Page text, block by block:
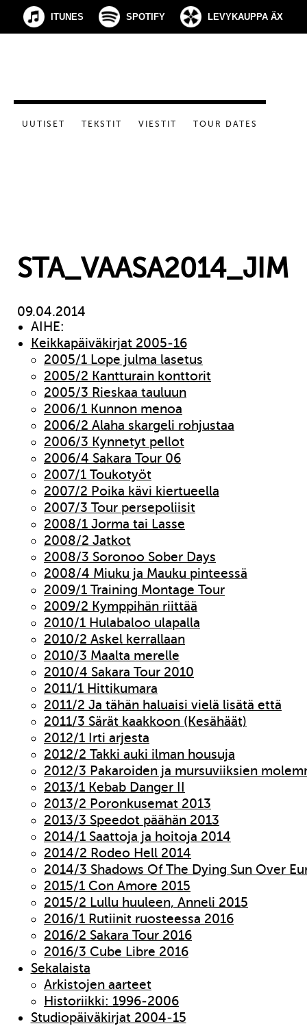
ITUNES SPOTIFY LEVYKAUPPA ÄX
UUTISET TEKSTIT VIESTIT TOUR DATES
STA_VAASA2014_JIM
09.04.2014
AIHE:
Keikkapäiväkirjat 2005-16
2005/1 Lope julma lasetus
2005/2 Kantturain konttorit
2005/3 Rieskaa tauluun
2006/1 Kunnon menoa
2006/2 Alaha skargeli rohjustaa
2006/3 Kynnetyt pellot
2006/4 Sakara Tour 06
2007/1 Toukotyöt
2007/2 Poika kävi kiertueella
2007/3 Tour persepoliisit
2008/1 Jorma tai Lasse
2008/2 Jatkot
2008/3 Soronoo Sober Days
2008/4 Miuku ja Mauku pinteessä
2009/1 Training Montage Tour
2009/2 Kymppihän riittää
2010/1 Hulabaloo ulapalla
2010/2 Askel kerrallaan
2010/3 Maalta merelle
2010/4 Sakara Tour 2010
2011/1 Hittikumara
2011/2 Ja tähän haluaisi vielä lisätä että
2011/3 Särät kaakkoon (Kesähäät)
2012/1 Irti arjesta
2012/2 Takki auki ilman housuja
2012/3 Pakaroiden ja mursuviiksien
2013/1 Kebab Danger II
2013/2 Poronkusemat 2013
2013/3 Speedot päähän 2013
2014/1 Saattoja ja hoitoja 2014
2014/2 Rodeo Hell 2014
2014/3 Shadows Of The Dying Sun Over
2015/1 Con Amore 2015
2015/2 Lullu huuleen, Anneli 2015
2016/1 Rutiinit ruosteessa 2016
2016/2 Sakara Tour 2016
2016/3 Cube Libre 2016
Sekalaista
Arkistojen aarteet
Historiikki: 1996-2006
Studiopäiväkirjat 2004-15